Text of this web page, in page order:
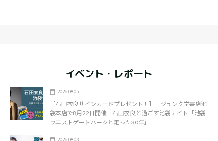
イベント・レポート
2026.08.05
【石田衣良サインカードプレゼント！】 ジュンク堂書店池
袋本店で8月22日開催 石田衣良と過ごす池袋ナイト「池袋
ウエストゲートパークと走った30年」
2026.08.03